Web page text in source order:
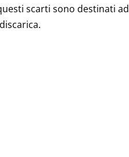
scarti sono destinati ad